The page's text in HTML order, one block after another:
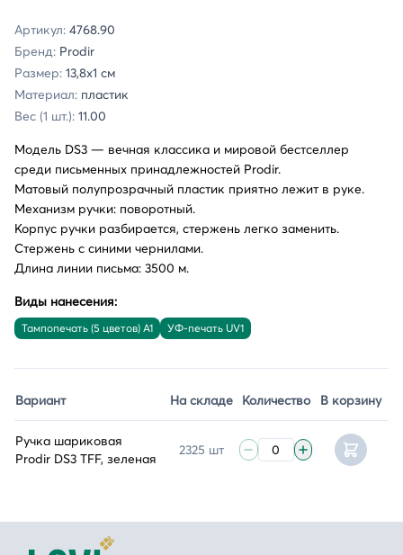
Артикул: 4768.90
Бренд: Prodir
Размер: 13,8х1 см
Материал: пластик
Вес (1 шт.): 11.00
Модель DS3 — вечная классика и мировой бестселлер
среди письменных принадлежностей Prodir.
Матовый полупрозрачный пластик приятно лежит в руке.
Механизм ручки: поворотный.
Корпус ручки разбирается, стержень легко заменить.
Стержень с синими чернилами.
Длина линии письма: 3500 м.
Виды нанесения:
Тампопечать (5 цветов) A1 УФ-печать UV1
Вариант На складе Количество В корзину
Ручка шариковая
Prodir DS3 TFF, зеленая
2325 шт